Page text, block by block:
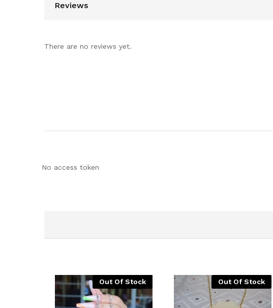
Reviews
There are no reviews yet.
No access token
Out Of Stock Out Of Stock